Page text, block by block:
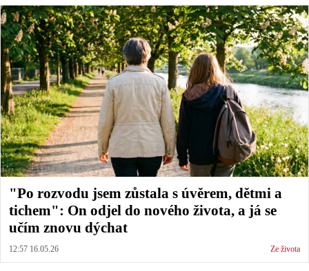
"Po rozvodu jsem zůstala s úvěrem, dětmi a
tichem": On odjel do nového života, a já se
učím znovu dýchat
12:57 16.05.26 Ze života